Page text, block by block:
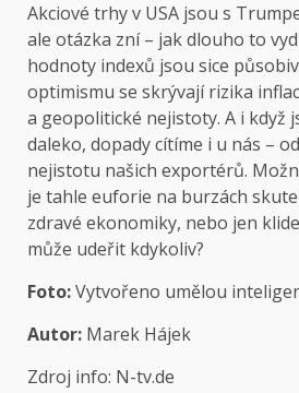
Akciové trhy v USA jsou s
ale otázka zní – jak dlouho to
hodnoty indexů jsou sice
optimismu se skrývají rizika
a geopolitické nejistoty. A i když
daleko, dopady cítíme i u nás –
nejistotu našich exportérů.
je tahle euforie na burzách
zdravé ekonomiky, nebo jen
může udeřit kdykoliv?
Foto:Vytvořeno umělou
Autor: Marek Hájek
Zdroj info: N-tv.de